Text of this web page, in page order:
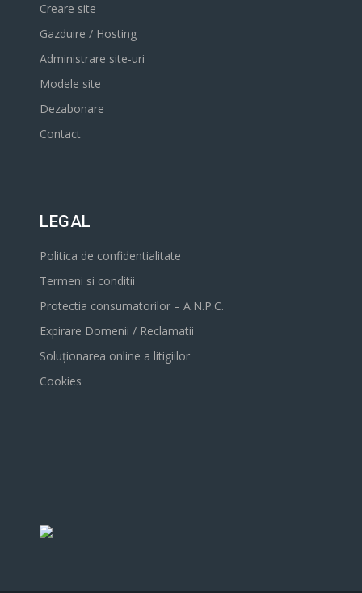
Creare site
Gazduire / Hosting
Administrare site-uri
Modele site
Dezabonare
Contact
LEGAL
Politica de confidentialitate
Termeni si conditii
Protectia consumatorilor – A.N.P.C.
Expirare Domenii / Reclamatii
Soluționarea online a litigiilor
Cookies